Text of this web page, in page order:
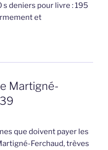
s deniers pour livre : 195
et
Martigné-
que doivent payer les
Ferchaud, trèves